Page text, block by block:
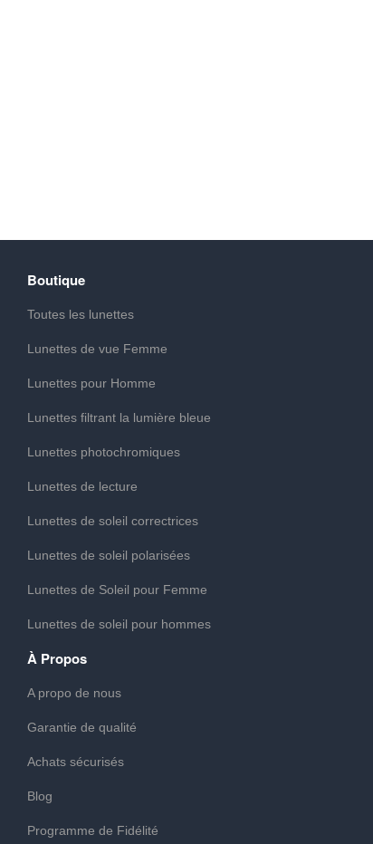
Boutique
Toutes les lunettes
Lunettes de vue Femme
Lunettes pour Homme
Lunettes filtrant la lumière bleue
Lunettes photochromiques
Lunettes de lecture
Lunettes de soleil correctrices
Lunettes de soleil polarisées
Lunettes de Soleil pour Femme
Lunettes de soleil pour hommes
À Propos
A propo de nous
Garantie de qualité
Achats sécurisés
Blog
Programme de Fidélité